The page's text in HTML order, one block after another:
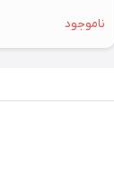
ناموجود